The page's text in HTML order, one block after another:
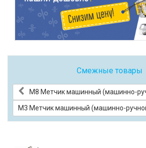
Смежные товары
М8 Метчик машинный (машинно-
М3 Метчик машинный (машинно-